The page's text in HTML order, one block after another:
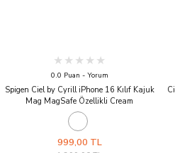
0.0 Puan - Yorum
Spigen Ciel by Cyrill iPhone 16 Kılıf Kajuk
Mag MagSafe Özellikli Cream
999,00 TL